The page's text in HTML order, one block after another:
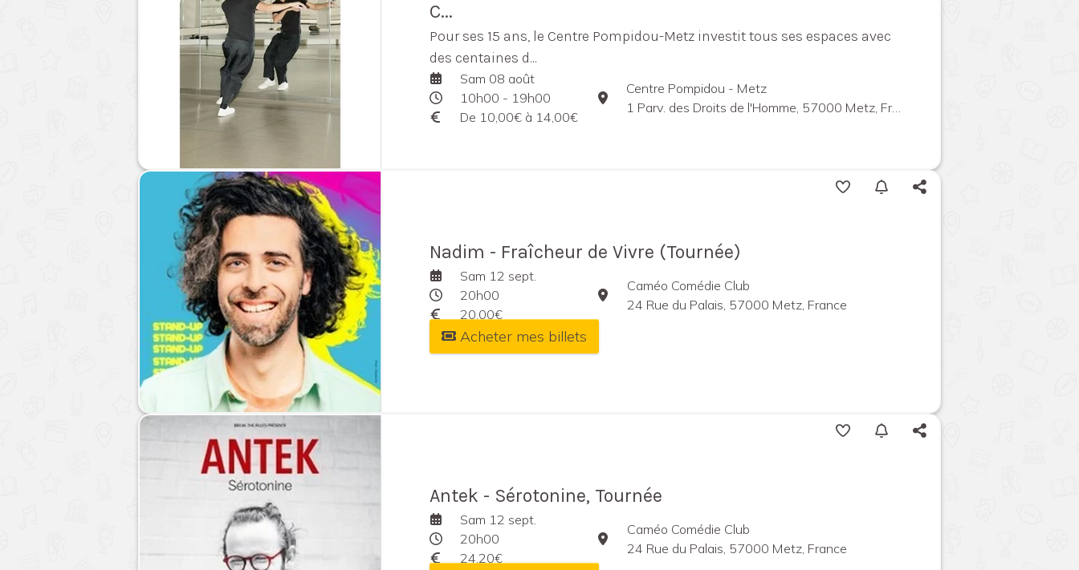
C...
Pour ses 15 ans, le Centre Pompidou-Metz investit tous ses espaces avec
des centaines d...
Sam 08 août
10h00 - 19h00
De 10,00€ à 14,00€
Centre Pompidou - Metz
1 Parv. des Droits de l'Homme, 57000 Metz, France
Nadim - Fraîcheur de Vivre (Tournée)
Sam 12 sept.
20h00
20,00€
Caméo Comédie Club
24 Rue du Palais, 57000 Metz, France
Acheter mes billets
Antek - Sérotonine, Tournée
Sam 12 sept.
20h00
24,20€
Caméo Comédie Club
24 Rue du Palais, 57000 Metz, France